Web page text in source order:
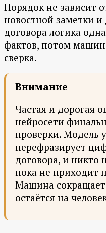
Порядок не зависит
новостной заметки
договора логика
фактов, потом
сверка.
Внимание
Частая и дорогая
нейросети
проверки. Модель
перефразирует
договора, и никто
пока не приходит
Машина
остаётся на